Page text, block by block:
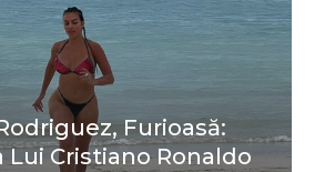
Furioasă:
Lui Cristiano Ronaldo